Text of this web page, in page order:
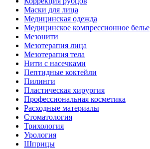
Маски для лица
Медицинская одежда
Медицинское компрессионное белье
Мезонити
Мезотерапия лица
Мезотерапия тела
Нити с насечками
Пептидные коктейли
Пилинги
Пластическая хирургия
Профессиональная косметика
Расходные материалы
Стоматология
Трихология
Урология
Шприцы